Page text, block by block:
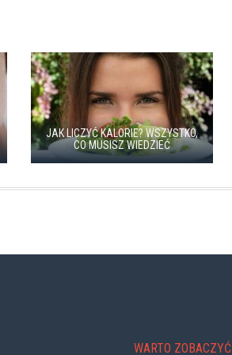
JAK LICZYĆ KALORIE? WSZYSTKO,
CO MUSISZ WIEDZIEĆ
WARTO ZOBACZYĆ